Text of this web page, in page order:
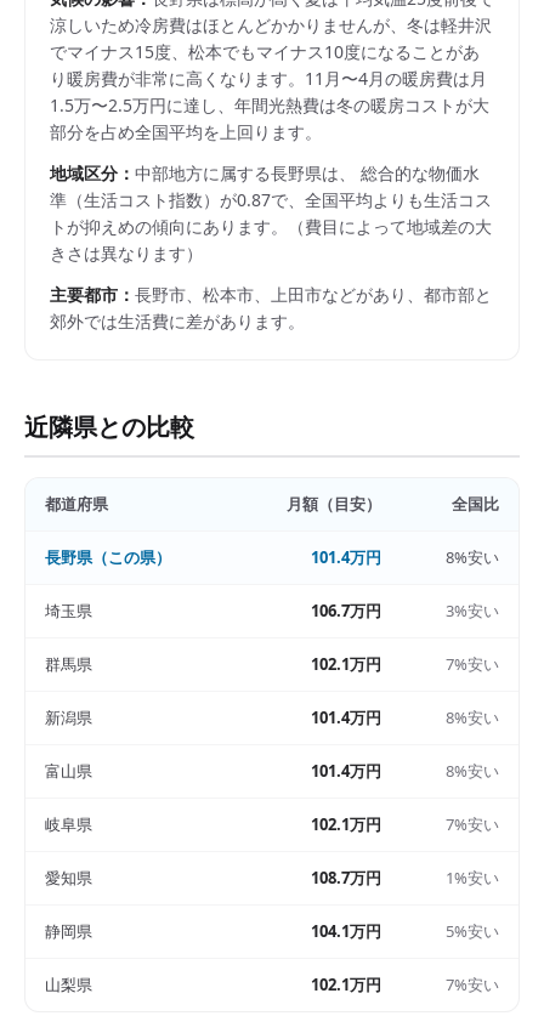
涼しいため冷房費はほとんどかかりませんが、冬は軽井沢
でマイナス15度、松本でもマイナス10度になることがあ
り暖房費が非常に高くなります。11月〜4月の暖房費は月
1.5万〜2.5万円に達し、年間光熱費は冬の暖房コストが大
部分を占め全国平均を上回ります。
地域区分： 中部地方に属する長野県は、 総合的な物価水
準（生活コスト指数）が0.87で、 全国平均よりも生活コス
トが抑えめの傾向にあります。
（費目によって地域差の大
きさは異なります）
主要都市： 長野市、松本市、上田市などがあり、都市部と
郊外では生活費に差があります。
近隣県との比較
都道府県 月額（目安） 全国比
長野県（この県） 101.4万円 8%安い
埼玉県 106.7万円 3%安い
群馬県 102.1万円 7%安い
新潟県 101.4万円 8%安い
富山県 101.4万円 8%安い
岐阜県 102.1万円 7%安い
愛知県 108.7万円 1%安い
静岡県 104.1万円 5%安い
山梨県 102.1万円 7%安い